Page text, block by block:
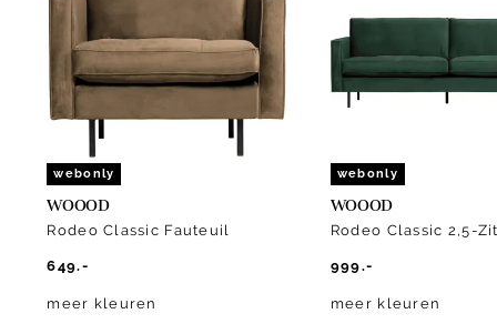
webonly
WOOOD
Rodeo Classic Fauteuil
649.-
meer kleuren
webonly
WOOOD
Rodeo Classic 2,5-
999.-
meer kleuren